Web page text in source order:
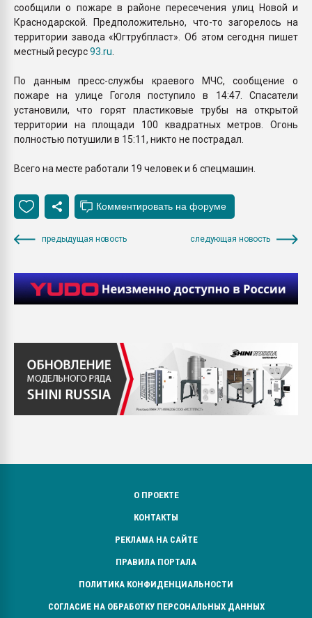
сообщили о пожаре в районе пересечения улиц Новой и
Краснодарской. Предположительно, что-то загорелось на
территории завода «Югтрубпласт». Об этом сегодня пишет
местный ресурс93.ru.
По данным пресс-службы краевого МЧС, сообщение о
пожаре на улице Гоголя поступило в 14:47. Спасатели
установили, что горят пластиковые трубы на открытой
территории на площади 100 квадратных метров. Огонь
полностью потушили в 15:11, никто не пострадал.
Всего на месте работали 19 человек и 6 спецмашин.
предыдущая новость следующая новость
О ПРОЕКТЕ
КОНТАКТЫ
РЕКЛАМА НА САЙТЕ
ПРАВИЛА ПОРТАЛА
ПОЛИТИКА КОНФИДЕНЦИАЛЬНОСТИ
СОГЛАСИЕ НА ОБРАБОТКУ ПЕРСОНАЛЬНЫХ ДАННЫХ